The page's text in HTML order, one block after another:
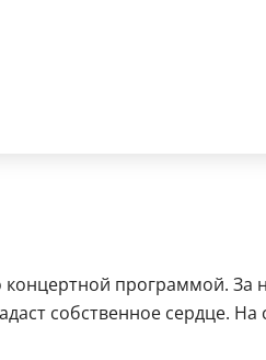
программой. За
собственное сердце.